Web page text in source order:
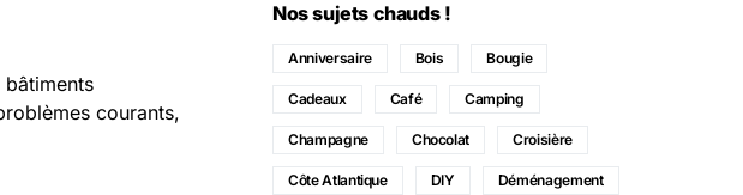
courants,
Nos sujets chauds !
Anniversaire Bois Bougie
Cadeaux Café Camping
Champagne Chocolat Croisière
Côte Atlantique DIY Déménagement